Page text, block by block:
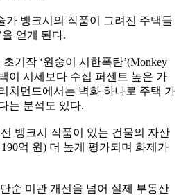
가 뱅크시의 작품이 그려진 주택들
을 얻게 된다.
기작 ‘원숭이 시한폭탄’(Monkey
이 시세보다 수십 퍼센트 높은 가
치먼드에서는 벽화 하나로 주택 가
는 분석도 있다.
뱅크시 작품이 있는 건물의 자산
억 원) 더 높게 평가되며 화제가
순 미관 개선을 넘어 실제 부동산